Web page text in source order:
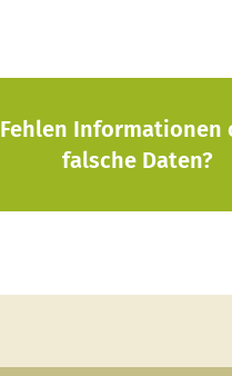
Fehlen Informationen
falsche Daten?